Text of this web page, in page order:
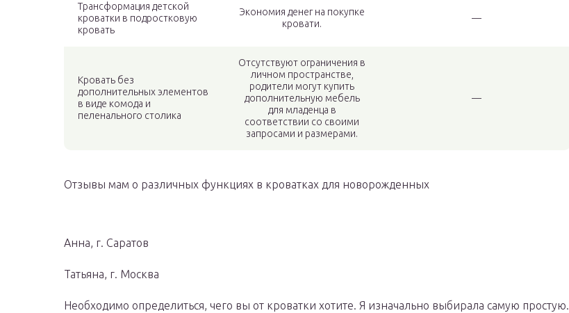
Трансформация детской
кроватки в подростковую
кровать
Экономия денег на покупке
кровати.
—
Кровать без
дополнительных элементов
в виде комода и
пеленального столика
Отсутствуют ограничения в
личном пространстве,
родители могут купить
дополнительную мебель
для младенца в
соответствии со своими
запросами и размерами.
—
Отзывы мам о различных функциях в кроватках для новорожденных
Анна, г. Саратов
Татьяна, г. Москва
Необходимо определиться, чего вы от кроватки хотите. Я изначально выбирала самую простую.